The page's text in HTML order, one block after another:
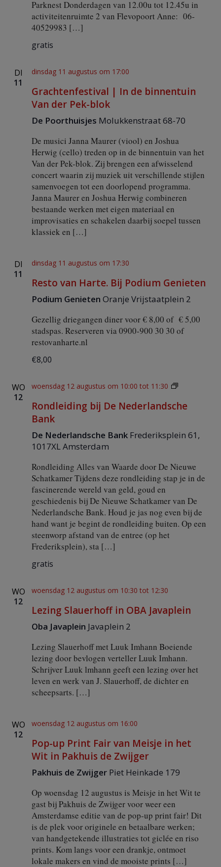
s
l
F
v
p
a
r
k
e
n
F
e
v
t
Parknest Donderdagen van 12.00u tot 12.45u in
activiteitenruimte 2 van Flevopoort Anne: 06-
40529983 […]
gratis
DI
11
Grachtenfestival | In de binnentuin
Van der Pek-blok
dinsdag 11 augustus om 17:00
De Poorthuisjes Molukkenstraat 68-70
De musici Janna Maurer (viool) en Joshua
Herwig (cello) treden op in de binnentuin van het
Van der Pek-blok. Zij brengen een afwisselend
concert waarin zij muziek uit verschillende stijlen
samenvoegen tot een doorlopend programma.
Janna Maurer en Joshua Herwig combineren
bestaande werken met eigen materiaal en
improvisaties en schakelen daarbij soepel tussen
klassiek en […]
DI
11
Resto van Harte. Bij Podium Genieten
dinsdag 11 augustus om 17:30
Podium Genieten Oranje Vrijstaatplein 2
Gezellig driegangen diner voor € 8,00 of € 5,00
stadspas. Reserveren via 0900-900 30 30 of
restovanharte.nl
€8,00
WO
12
Rondleiding bij De Nederlandsche
Bank
woensdag 12 augustus om 10:00 tot 11:30
R
n
e
n
g
i
D
e
d
e
B
a
k
De Nederlandsche Bank Frederiksplein 61,
1017XL Amsterdam
Rondleiding Alles van Waarde door De Nieuwe
Schatkamer Tijdens deze rondleiding stap je in de
fascinerende wereld van geld, goud en
geschiedenis bij De Nieuwe Schatkamer van De
Nederlandsche Bank. Houd je jas nog even bij de
hand want je begint de rondleiding buiten. Op een
steenworp afstand van de entree (op het
Frederiksplein), sta […]
gratis
WO
12
Lezing Slauerhoff in OBA Javaplein
woensdag 12 augustus om 10:30 tot 12:30
Oba Javaplein Javaplein 2
Lezing Slauerhoff met Luuk Imhann Boeiende
lezing door bevlogen verteller Luuk Imhann.
Schrijver Luuk lmhann geeft een lezing over het
leven en werk van J. Slauerhoff, de dichter en
scheepsarts. […]
WO
12
Pop-up Print Fair van Meisje in het
Wit in Pakhuis de Zwijger
woensdag 12 augustus om 16:00
Pakhuis de Zwijger Piet Heinkade 179
Op woensdag 12 augustus is Meisje in het Wit te
gast bij Pakhuis de Zwijger voor weer een
Amsterdamse editie van de pop-up print fair! Dit
is de plek voor originele en betaalbare werken;
van handgetekende illustraties tot giclée en riso
prints. Kom langs voor een drankje, ontmoet
lokale makers en vind de mooiste prints […]